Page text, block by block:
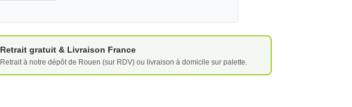
Retrait gratuit & Livraison France
Retrait à notre dépôt de Rouen (sur RDV) ou livraison à domicile sur palette.